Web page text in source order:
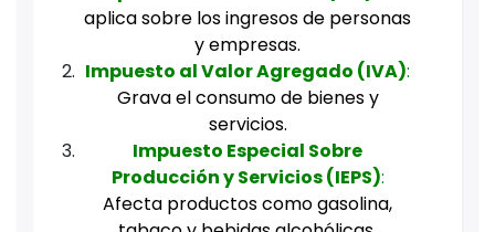
aplica sobre los ingresos de personas
y empresas.
Impuesto al Valor Agregado (IVA):
Grava el consumo de bienes y
servicios.
Impuesto Especial Sobre
Producción y Servicios (IEPS):
Afecta productos como gasolina,